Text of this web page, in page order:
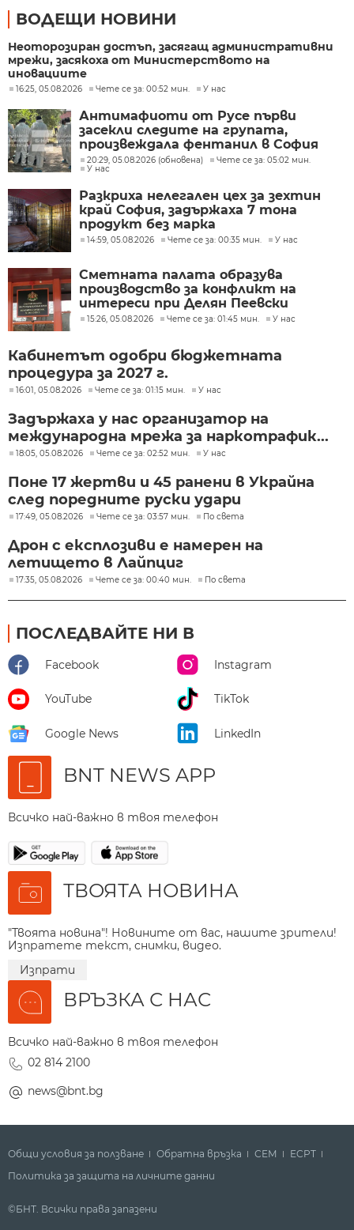
ВОДЕЩИ НОВИНИ
Неоторозиран достъп, засягащ административни
мрежи, засякоха от Министерството на
иновациите
16:25, 05.08.2026 Чете се за: 00:52 мин. У нас
Антимафиоти от Русе първи
засекли следите на групата,
произвеждала фентанил в София
20:29, 05.08.2026 (обновена)
Чете се за: 05:02 мин.
У нас
Разкриха нелегален цех за зехтин
край София, задържаха 7 тона
продукт без марка
14:59, 05.08.2026 Чете се за: 00:35 мин. У нас
Сметната палата образува
производство за конфликт на
интереси при Делян Пеевски
15:26, 05.08.2026 Чете се за: 01:45 мин. У нас
Кабинетът одобри бюджетната
процедура за 2027 г.
16:01, 05.08.2026 Чете се за: 01:15 мин. У нас
Задържаха у нас организатор на
международна мрежа за наркотрафик...
18:05, 05.08.2026 Чете се за: 02:52 мин. У нас
Поне 17 жертви и 45 ранени в Украйна
след поредните руски удари
17:49, 05.08.2026 Чете се за: 03:57 мин. По света
Дрон с експлозиви е намерен на
летището в Лайпциг
17:35, 05.08.2026 Чете се за: 00:40 мин. По света
ПОСЛЕДВАЙТЕ НИ В
Facebook Instagram
YouTube TikTok
Google News LinkedIn
BNT NEWS APP
Всичко най-важно в твоя телефон
ТВОЯТА НОВИНА
"Твоята новина"! Новините от вас, нашите зрители!
Изпратете текст, снимки, видео.
Изпрати
ВРЪЗКА С НАС
Всичко най-важно в твоя телефон
02 814 2100
news@bnt.bg
Общи условия за ползване Обратна връзка СЕМ
ECPT
Политика за защита на личните данни
©БНТ. Всички права запазени